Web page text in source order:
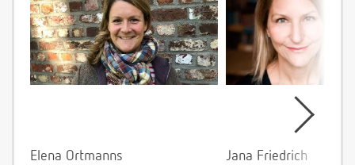
Elena Ortmanns
Jana Friedrich